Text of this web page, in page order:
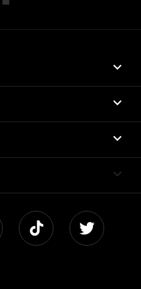



keyboard_arrow_down